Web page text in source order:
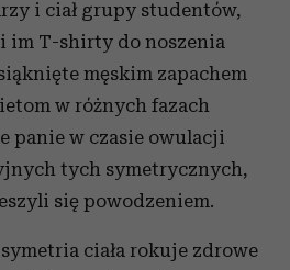
i ciał grupy studentów,
im T-shirty do noszenia
męskim zapachem
w różnych fazach
panie w czasie owulacji
tych symetrycznych,
się powodzeniem.
ciała rokuje zdrowe